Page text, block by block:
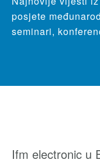
posjete
seminari,
Ifm electronic u